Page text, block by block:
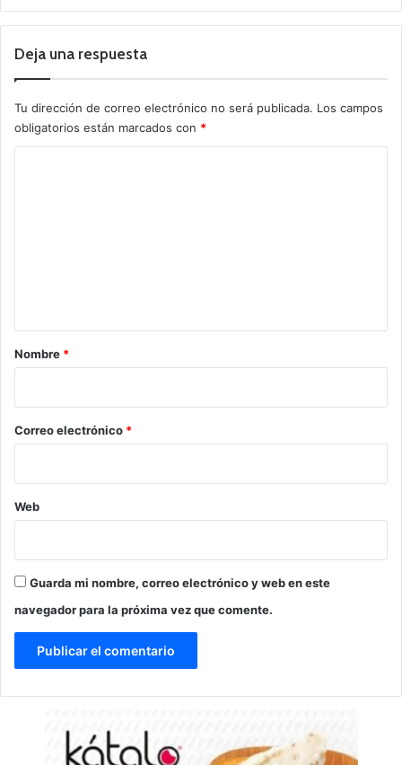
Deja una respuesta
Tu dirección de correo electrónico no será publicada. Los campos
obligatorios están marcados con *
r
*
Nombre *
Correo electrónico *
Web
Guarda mi nombre, correo electrónico y web en este
navegador para la próxima vez que comente.